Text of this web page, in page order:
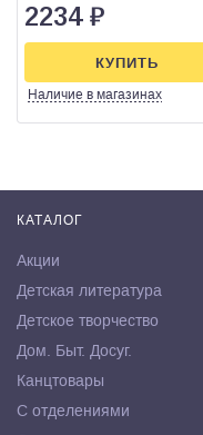
2234 ₽
Наличие в магазинах
КУПИТЬ
КАТАЛОГ
Акции
Детская литература
Детское творчество
Дом. Быт. Досуг.
Канцтовары
С отделениями